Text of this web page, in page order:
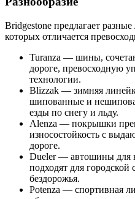
Bridgestone предлагает
которых отличается
Turanza — шины,
дороге, превосходную
технологии.
Blizzak — зимняя
шипованные и
езды по снегу и льду.
Alenza — покрышки
износостойкость с
дороге.
Dueler — автошины для
подходят для
бездорожья.
Potenza — спортивная